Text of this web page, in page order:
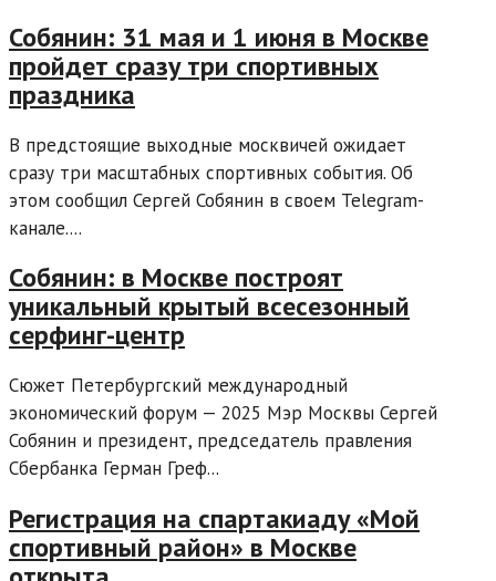
Собянин: 31 мая и 1 июня в Москве
пройдет сразу три спортивных
праздника
В предстоящие выходные москвичей ожидает
сразу три масштабных спортивных события. Об
этом сообщил Сергей Собянин в своем Telegram-
канале....
Собянин: в Москве построят
уникальный крытый всесезонный
серфинг-центр
Сюжет Петербургский международный
экономический форум — 2025 Мэр Москвы Сергей
Собянин и президент, председатель правления
Сбербанка Герман Греф...
Регистрация на спартакиаду «Мой
спортивный район» в Москве